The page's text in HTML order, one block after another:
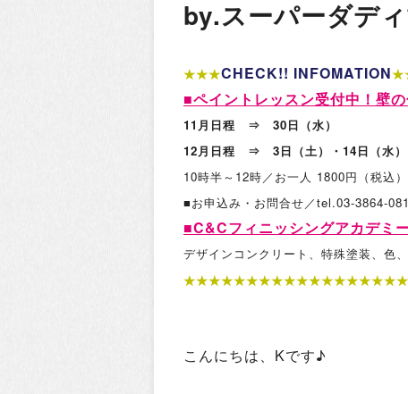
by.スーパーダデ
★★★CHECK!! INFOMATION
■ペイントレッスン受付中！ 壁
11月日程 ⇒ 30日（水）
12月日程 ⇒ 3日（土）・14日（水）
10時半～12時／お一人 1800円（税込
■お申込み・お問合せ／tel.03-3864-
■C&Cフィニッシングアカデミ
デザインコンクリート、特殊塗装、色
こんにちは、Kです♪